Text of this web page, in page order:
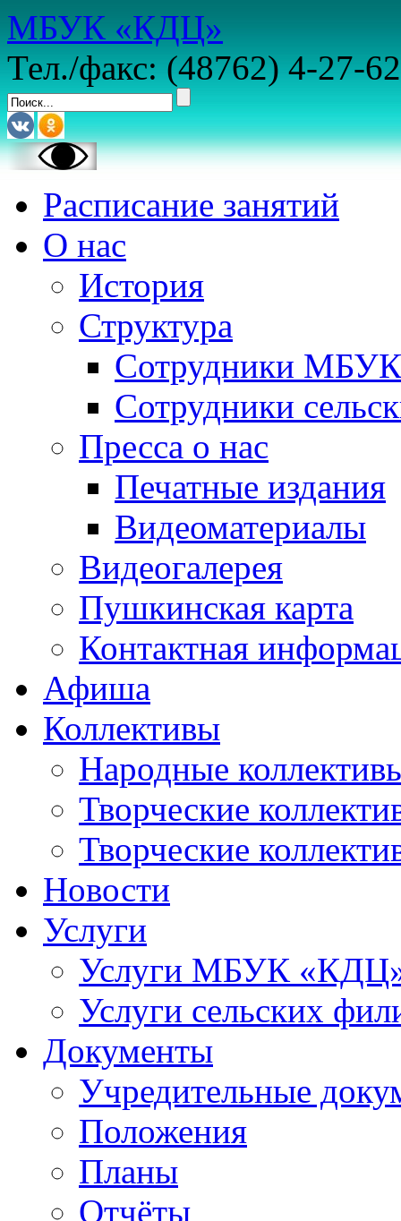
МБУК «КДЦ»
Тел./факс: (48762) 4-27-62
Расписание занятий
О нас
История
Структура
Сотрудники
Сотрудники
Пресса о нас
Печатные издания
Видеоматериалы
Видеогалерея
Пушкинская карта
Контактная
Афиша
Коллективы
Народные
Творческие
Творческие
Новости
Услуги
Услуги МБУК
Услуги сельских
Документы
Учредительные
Положения
Планы
Отчёты